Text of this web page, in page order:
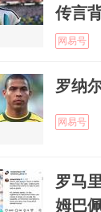
传言
网易号
罗纳
网易号
罗马
姆巴